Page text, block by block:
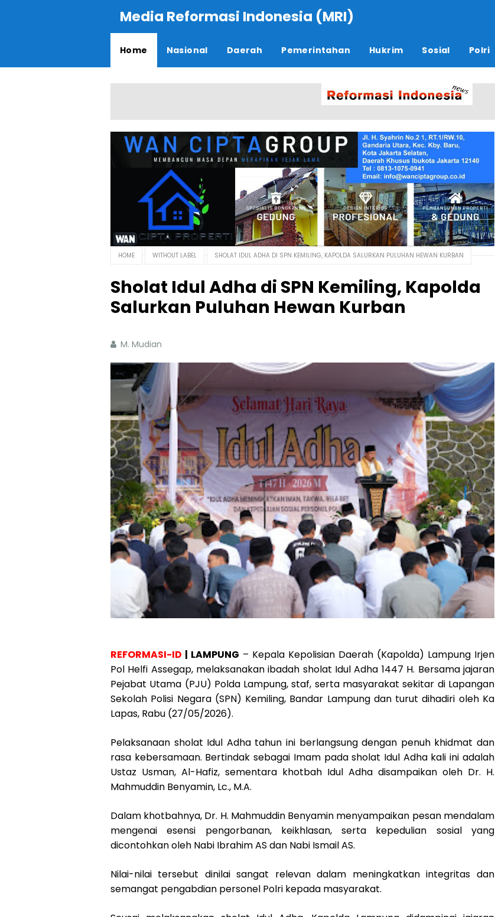
Media Reformasi Indonesia (MRI)
Home Nasional Daerah Pemerintahan Hukrim Sosial Polri
HOME WITHOUT LABEL SHOLAT IDUL ADHA DI SPN KEMILING, KAPOLDA SALURKAN PULUHAN HEWAN KURBAN
Sholat Idul Adha di SPN Kemiling, Kapolda
Salurkan Puluhan Hewan Kurban
M. Mudian
REFORMASI-ID | LAMPUNG – Kepala Kepolisian Daerah (Kapolda) Lampung Irjen
Pol Helfi Assegap, melaksanakan ibadah sholat Idul Adha 1447 H. Bersama jajaran
Pejabat Utama (PJU) Polda Lampung, staf, serta masyarakat sekitar di Lapangan
Sekolah Polisi Negara (SPN) Kemiling, Bandar Lampung dan turut dihadiri oleh Ka
Lapas, Rabu (27/05/2026).
Pelaksanaan sholat Idul Adha tahun ini berlangsung dengan penuh khidmat dan
rasa kebersamaan. Bertindak sebagai Imam pada sholat Idul Adha kali ini adalah
Ustaz Usman, Al-Hafiz, sementara khotbah Idul Adha disampaikan oleh Dr. H.
Mahmuddin Benyamin, Lc., M.A.
Dalam khotbahnya, Dr. H. Mahmuddin Benyamin menyampaikan pesan mendalam
mengenai esensi pengorbanan, keikhlasan, serta kepedulian sosial yang
dicontohkan oleh Nabi Ibrahim AS dan Nabi Ismail AS.
Nilai-nilai tersebut dinilai sangat relevan dalam meningkatkan integritas dan
semangat pengabdian personel Polri kepada masyarakat.